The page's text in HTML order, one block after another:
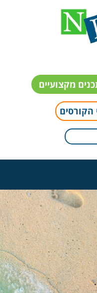
מקצועיים